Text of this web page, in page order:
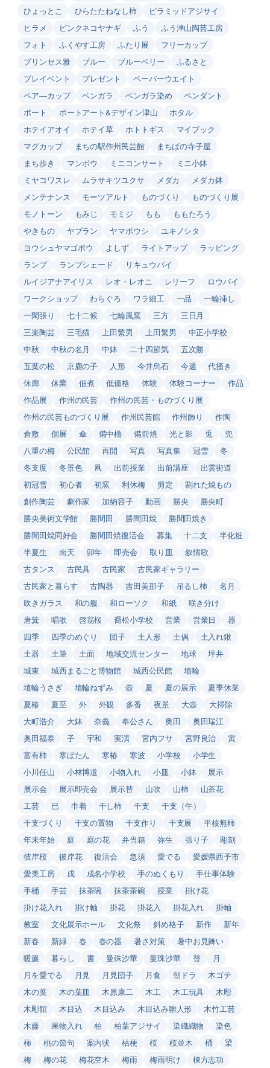
ひょっとこ
ひらたたねなし柿
ピラミッドアジサイ
ヒラメ
ピンクネコヤナギ ふう
ふう津山陶芸工房
フォト
ふくやす工房 ふたり展
フリーカップ
プリンセス雅
ブルー ブルーベリー
ふるさと
プレイベント
プレゼント
ペーパーウエイト
ペア―カップ
ベンガラ ベンガラ染め
ペンダント
ポート
ポートアート&デザイン津山
ホタル
ホテイアオイ
ホテイ草 ホトトギス
マイブック
マグカップ
まちの駅作州民芸館
まちばの寺子屋
まち歩き
マンボウ ミニコンサート
ミニ小鉢
ミヤコワスレ
ムラサキツユクサ メダカ
メダカ鉢
メンテナンス
モーツアルト ものづくり
ものづくり展
モノトーン
もみじ モミジ もも
ももたろう
やきもの
ヤブラン ヤマボウシ
ユキノシタ
ヨウシュヤマゴボウ
よしず ライトアップ
ラッピング
ランプ
ランプシェード
リキュウバイ
ルイジアナアイリス
レオ・レオニ レリーフ
ロウバイ
ワークショップ
わらぐろ ワラ細工 一品
一輪挿し
一閑張り
七十二候 七輪風窯 三方
三日月
三楽陶芸
三毛猫 上田繁男 上田繁男
中正小学校
中秋
中秋の名月 中鉢 二十四節気
五次勝
五葉の松
京鹿の子 人形 今井烏石 今週
代掻き
休廊
休業 佃煮 低価格 体験 体験コーナー
作品
作品展
作州の民芸
作州の民芸・ものづくり展
作州の民芸ものづくり展
作州民芸館 作州飾り
作陶
倉敷
個展 傘 備中櫓 備前焼 光と影 兎
兜
八重の梅
公民館 再開 写真 写真集 冠雪
冬
冬支度
冬景色 凧 出前授業 出前講座
出雲街道
初冠雪
初心者 初窯 利休梅 剪定
割れた焼もの
創作陶芸
劇作家 加納容子 動画 勝央
勝央町
勝央美術文学館
勝間田 勝間田焼
勝間田焼き
勝間田焼同好会
勝間田焼復活会 募集 十二支
半化粧
半夏生
南天 卯年 即売会 取り皿
叙情歌
古タンス
古民具 古民家
古民家ギャラリー
古民家と暮らす
古陶器 吉田美那子 吊るし柿
名月
吹きガラス
和の服 和ローソク 和紙
咲き分け
唐箕
唱歌 啓翁桜 喬松小学校 営業 営業日
器
四季
四季のめぐり 団子 土人形 土偶
土入れ鍬
土器
土筆 土面 地域交流センター 地球
坪井
城東
城西まるごと博物館 城西公民館
埴輪
埴輪うさぎ
埴輪ねずみ 壺 夏 夏の展示
夏季休業
夏椿
夏至 外 外観 多香 夜景 大壺
大掃除
大町浩介
大鉢 奈義 奉公さん 奥田
奥田瑞江
奥田福泰
子 宇和 実演 宮内フサ 宮野良治
寅
富有柿
寒ぼたん 寒椿 寒波 小学校
小学生
小川任山
小林博道 小物入れ 小皿 小鉢
展示
展示会
展示即売会 展示替 山吹 山柿
山茶花
工芸
巳 巾着 干し柿 干支
干支（午）
干支づくり
干支の置物 干支作り 干支展
平核無柿
年末年始
庭 庭の花 弁当箱 弥生 張り子
彫刻
彼岸桜
彼岸花 復活会 急須 愛でる
愛媛県西予市
愛美工房
戌 成名小学校 手のぬくもり
手仕事体験
手桶
手芸 抹茶碗 抹茶茶碗 授業
掛け花
掛け花入れ
掛け軸 掛花 掛花入 掛花入れ
掛軸
教室
文化展示ホール 文化祭 斜め格子 新作
新年
新春
新緑 春 春の器 暑さ対策
暑中お見舞い
暖簾
暮らし 書 曼殊沙華 曼珠沙華 替
月
月を愛でる
月見 月見団子 月食 朝ドラ
木ゴテ
木の葉
木の葉皿 木原康二 木工 木工玩具
木彫
木彫館
木目込 木目込み 木目込み雛人形
木竹工芸
木藤
果物入れ 柏 柏葉アジサイ 染織織物
染色
柿
桃の節句 案内状 桔梗 桜 桜並木 桶
梁
梅
梅の花 梅花空木 梅雨 梅雨明け 棟方志功